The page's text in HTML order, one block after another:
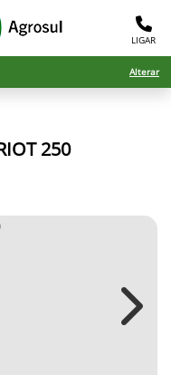
LIGAR
Alterar
250
Next